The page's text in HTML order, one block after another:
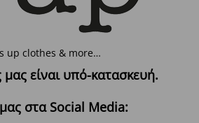
up clothes & more…
είναι υπό-κατασκευή.
στα Social Media: